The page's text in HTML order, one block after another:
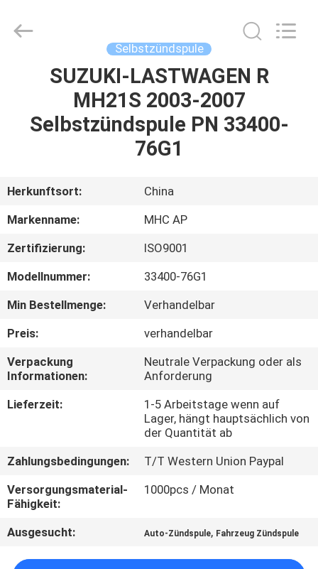
PRODUKTE
UNS
AUSFLUG
QUALITÄTSKONTROLLE
KONTAKTIERE
UNS
EIN
ZITAT
SITEMAP
Parts
Limited.
Selbstzündspule
SUZUKI-LASTWAGEN R
MH21S 2003-2007
Selbstzündspule PN 33400-
76G1
Herkunftsort:
China
Markenname:
MHC AP
Zertifizierung:
ISO9001
Modellnummer:
33400-76G1
Min Bestellmenge:
Verhandelbar
Preis:
verhandelbar
Verpackung
Informationen:
Neutrale Verpackung oder als
Anforderung
Lieferzeit:
1-5 Arbeitstage wenn auf
Lager, hängt hauptsächlich von
der Quantität ab
Zahlungsbedingungen:
T/T Western Union Paypal
Versorgungsmaterial-
Fähigkeit:
1000pcs / Monat
Ausgesucht: Auto-Zündspule, Fahrzeug Zündspule